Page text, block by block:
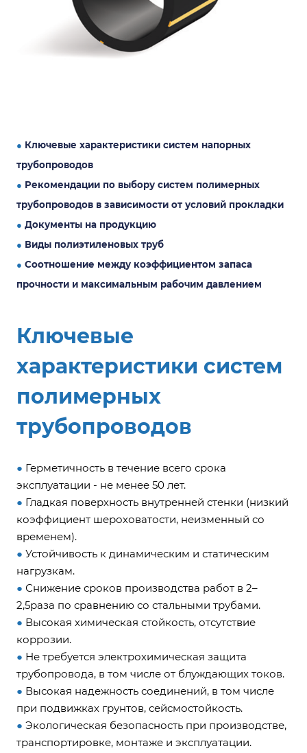
● Ключевые характеристики систем напорных
трубопроводов
● Рекомендации по выбору систем полимерных
трубопроводов в зависимости от условий прокладки
● Документы на продукцию
● Виды полиэтиленовых труб
● Соотношение между коэффициентом запаса
прочности и максимальным рабочим давлением
Ключевые
характеристики систем
полимерных
трубопроводов
● Герметичность в течение всего срока
эксплуатации - не менее 50 лет.
● Гладкая поверхность внутренней стенки (низкий
коэффициент шероховатости, неизменный cо
временем).
● Устойчивость к динамическим и статическим
нагрузкам.
● Снижение сроков производства работ в 2–
2,5раза по сравнению со стальными трубами.
● Высокая химическая стойкость, отсутствие
коррозии.
● Не требуется электрохимическая защита
трубопровода, в том числе от блуждающих токов.
● Высокая надежность соединений, в том числе
при подвижках грунтов, сейсмостойкость.
● Экологическая безопасность при производстве,
транспортировке, монтаже и эксплуатации.